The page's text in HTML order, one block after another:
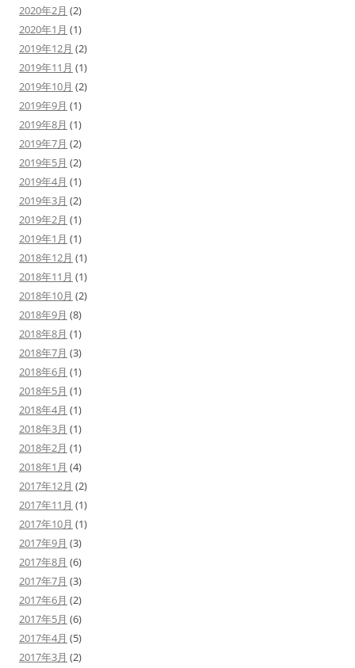
2020年2月 (2)
2020年1月 (1)
2019年12月 (2)
2019年11月 (1)
2019年10月 (2)
2019年9月 (1)
2019年8月 (1)
2019年7月 (2)
2019年5月 (2)
2019年4月 (1)
2019年3月 (2)
2019年2月 (1)
2019年1月 (1)
2018年12月 (1)
2018年11月 (1)
2018年10月 (2)
2018年9月 (8)
2018年8月 (1)
2018年7月 (3)
2018年6月 (1)
2018年5月 (1)
2018年4月 (1)
2018年3月 (1)
2018年2月 (1)
2018年1月 (4)
2017年12月 (2)
2017年11月 (1)
2017年10月 (1)
2017年9月 (3)
2017年8月 (6)
2017年7月 (3)
2017年6月 (2)
2017年5月 (6)
2017年4月 (5)
2017年3月 (2)